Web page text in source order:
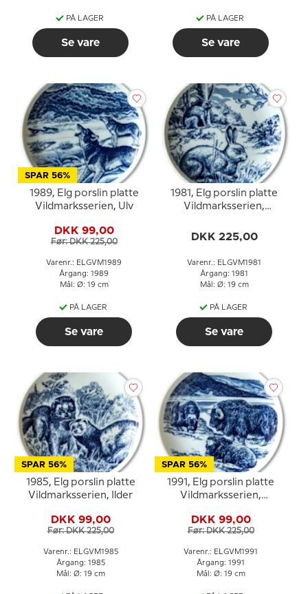
PÅ LAGER
Se vare
PÅ LAGER
Se vare
SPAR 56%
1989, Elg porslin platte
Vildmarksserien, Ulv
DKK 99,00
Før: DKK 225,00
Varenr.: ELGVM1989
Årgang: 1989
Mål: Ø: 19 cm
PÅ LAGER
Se vare
1981, Elg porslin platte
Vildmarksserien,
DKK 225,00
Varenr.: ELGVM1981
Årgang: 1981
Mål: Ø: 19 cm
PÅ LAGER
Se vare
SPAR 56%
1985, Elg porslin platte
Vildmarksserien, Ilder
DKK 99,00
Før: DKK 225,00
Varenr.: ELGVM1985
Årgang: 1985
Mål: Ø: 19 cm
SPAR 56%
1991, Elg porslin platte
Vildmarksserien,
DKK 99,00
Før: DKK 225,00
Varenr.: ELGVM1991
Årgang: 1991
Mål: Ø: 19 cm